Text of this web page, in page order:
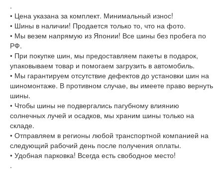
.
• Цена указана за комплект. Минимальный износ!
• Шины в наличии! Продается только то, что на фото.
• Мы везем напрямую из Японии! Все шины без пробега по
РФ.
• При покупке шин, мы предоставляем пакеты в подарок,
упаковываем товар и помогаем загрузить в автомобиль.
• Мы гарантируем отсутствие дефектов до установки шин на
шиномонтаже. В противном случае, вы имеете право вернуть
шины.
• Чтобы шины не подвергались пагубному влиянию
солнечных лучей и осадков, мы храним шины только на
складе.
• Отправляем в регионы любой транспортной компанией на
следующий рабочий день после получения оплаты.
• Удобная парковка! Всегда есть свободное место!
.